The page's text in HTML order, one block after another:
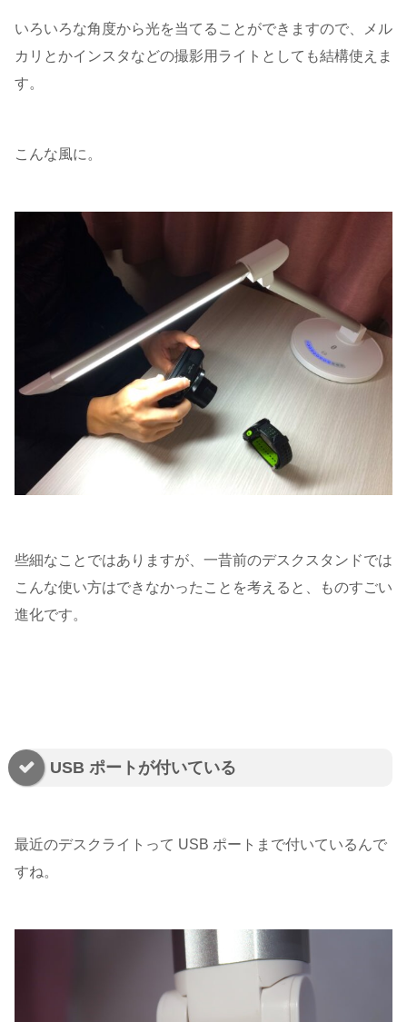
いろいろな角度から光を当てることができますので、メル
カリとかインスタなどの撮影用ライトとしても結構使えま
す。
こんな風に。
些細なことではありますが、一昔前のデスクスタンドでは
こんな使い方はできなかったことを考えると、ものすごい
進化です。
USB ポートが付いている
最近のデスクライトって USB ポートまで付いているんで
すね。